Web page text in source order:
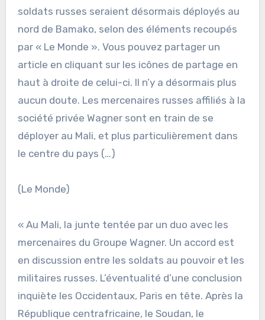
soldats russes seraient désormais déployés au
nord de Bamako, selon des éléments recoupés
par « Le Monde ». Vous pouvez partager un
article en cliquant sur les icônes de partage en
haut à droite de celui-ci. Il n’y a désormais plus
aucun doute. Les mercenaires russes affiliés à la
société privée Wagner sont en train de se
déployer au Mali, et plus particulièrement dans
le centre du pays (…)
(Le Monde)
« Au Mali, la junte tentée par un duo avec les
mercenaires du Groupe Wagner. Un accord est
en discussion entre les soldats au pouvoir et les
militaires russes. L’éventualité d’une conclusion
inquiète les Occidentaux, Paris en tête. Après la
République centrafricaine, le Soudan, le